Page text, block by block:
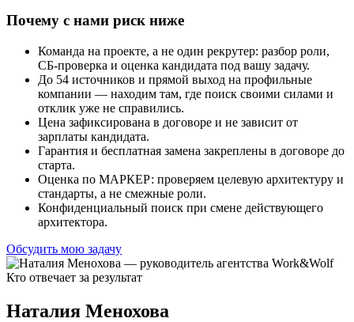
Почему с нами риск ниже
Команда на проекте, а не один рекрутер: разбор роли,
СБ-проверка и оценка кандидата под вашу задачу.
До 54 источников и прямой выход на профильные
компании — находим там, где поиск своими силами и
отклик уже не справились.
Цена зафиксирована в договоре и не зависит от
зарплаты кандидата.
Гарантия и бесплатная замена закреплены в договоре до
старта.
Оценка по МАРКЕР: проверяем целевую архитектуру и
стандарты, а не смежные роли.
Конфиденциальный поиск при смене действующего
архитектора.
Обсудить мою задачу
Кто отвечает за результат
Наталия Менохова